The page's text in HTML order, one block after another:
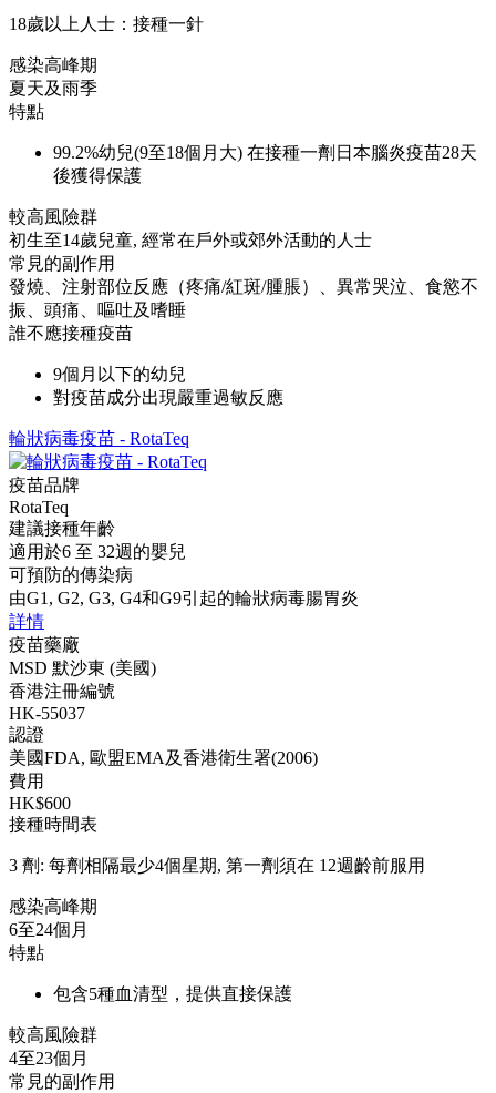
18歲以上人士：接種一針
感染高峰期
夏天及雨季
特點
99.2%幼兒(9至18個月大) 在接種一劑日本腦炎疫苗28天
後獲得保護
較高風險群
初生至14歲兒童, 經常在戶外或郊外活動的人士
常見的副作用
發燒、注射部位反應（疼痛/紅斑/腫脹）、異常哭泣、食慾不
振、頭痛、嘔吐及嗜睡
誰不應接種疫苗
9個月以下的幼兒
對疫苗成分出現嚴重過敏反應
輪狀病毒疫苗 - RotaTeq
疫苗品牌
RotaTeq
建議接種年齡
適用於6 至 32週的嬰兒
可預防的傳染病
由G1, G2, G3, G4和G9引起的輪狀病毒腸胃炎
詳情
疫苗藥廠
MSD 默沙東 (美國)
香港注冊編號
HK-55037
認證
美國FDA, 歐盟EMA及香港衛生署(2006)
費用
HK$600
接種時間表
3 劑: 每劑相隔最少4個星期, 第一劑須在 12週齡前服用
感染高峰期
6至24個月
特點
包含5種血清型，提供直接保護
較高風險群
4至23個月
常見的副作用